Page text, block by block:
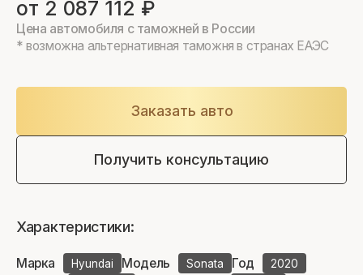
от 2 087 112 ₽
Цена автомобиля с таможней в России
* возможна альтернативная таможня в странах ЕАЭС
Заказать авто
Получить консультацию
Характеристики:
Марка Hyundai Модель Sonata Год 2020